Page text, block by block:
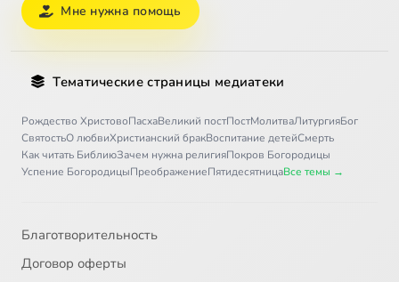
Мне нужна помощь
Тематические страницы медиатеки
Рождество ХристовоПасхаВеликий постПостМолитваЛитургияБог
СвятостьО любвиХристианский бракВоспитание детейСмерть
Как читать БиблиюЗачем нужна религияПокров Богородицы
Успение БогородицыПреображениеПятидесятницаВсе темы →
Благотворительность
Договор оферты